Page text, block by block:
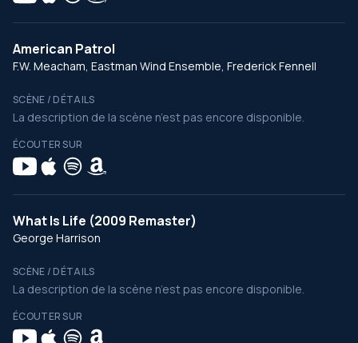
American Patrol
F.W. Meacham, Eastman Wind Ensemble, Frederick Fennell
SCÈNE / DÉTAILS
La description de la scène n’est pas encore disponible.
ÉCOUTER SUR
What Is Life (2009 Remaster)
George Harrison
SCÈNE / DÉTAILS
La description de la scène n’est pas encore disponible.
ÉCOUTER SUR